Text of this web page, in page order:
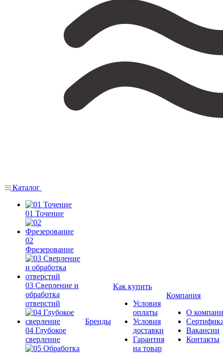
Каталог
01 Точение
02
Фрезерование
03 Сверление и
обработка
отверстий
04 Глубокое
сверление
Бренды
Как купить
Условия
оплаты
Условия
доставки
Гарантия
на товар
Компания
О
Вакансии
Контакты